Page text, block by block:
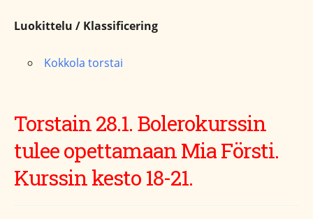
Luokittelu / Klassificering
Kokkola torstai
Torstain 28.1. Bolerokurssin
tulee opettamaan Mia Försti.
Kurssin kesto 18-21.